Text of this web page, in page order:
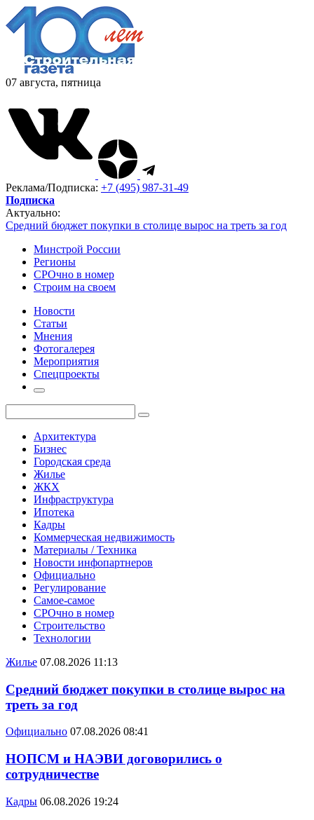
07 августа, пятница
Реклама/Подписка: +7 (495) 987-31-49
Подписка
Актуально:
Средний бюджет покупки в столице вырос на треть за год
Минстрой России
Регионы
СРОчно в номер
Строим на своем
Новости
Статьи
Мнения
Фотогалерея
Мероприятия
Спецпроекты
Архитектура
Бизнес
Городская среда
Жилье
ЖКХ
Инфраструктура
Ипотека
Кадры
Коммерческая недвижимость
Материалы / Техника
Новости инфопартнеров
Официально
Регулирование
Самое-самое
СРОчно в номер
Строительство
Технологии
Жилье 07.08.2026 11:13
Средний бюджет покупки в столице вырос на
треть за год
Официально 07.08.2026 08:41
НОПСМ и НАЭВИ договорились о
сотрудничестве
Кадры 06.08.2026 19:24